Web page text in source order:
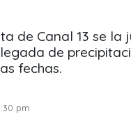
de Canal 13 se la
de
fechas.
pm